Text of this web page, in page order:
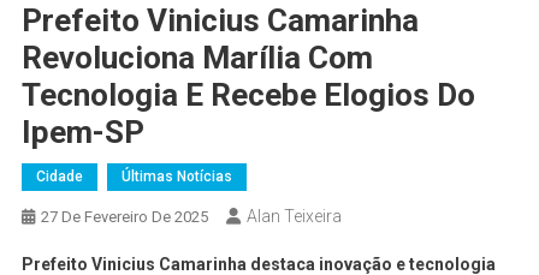
Prefeito Vinicius Camarinha
Revoluciona Marília Com
Tecnologia E Recebe Elogios Do
Ipem-SP
Cidade Últimas Notícias
27 De Fevereiro De 2025 Alan Teixeira
Prefeito Vinicius Camarinha destaca inovação e tecnologia